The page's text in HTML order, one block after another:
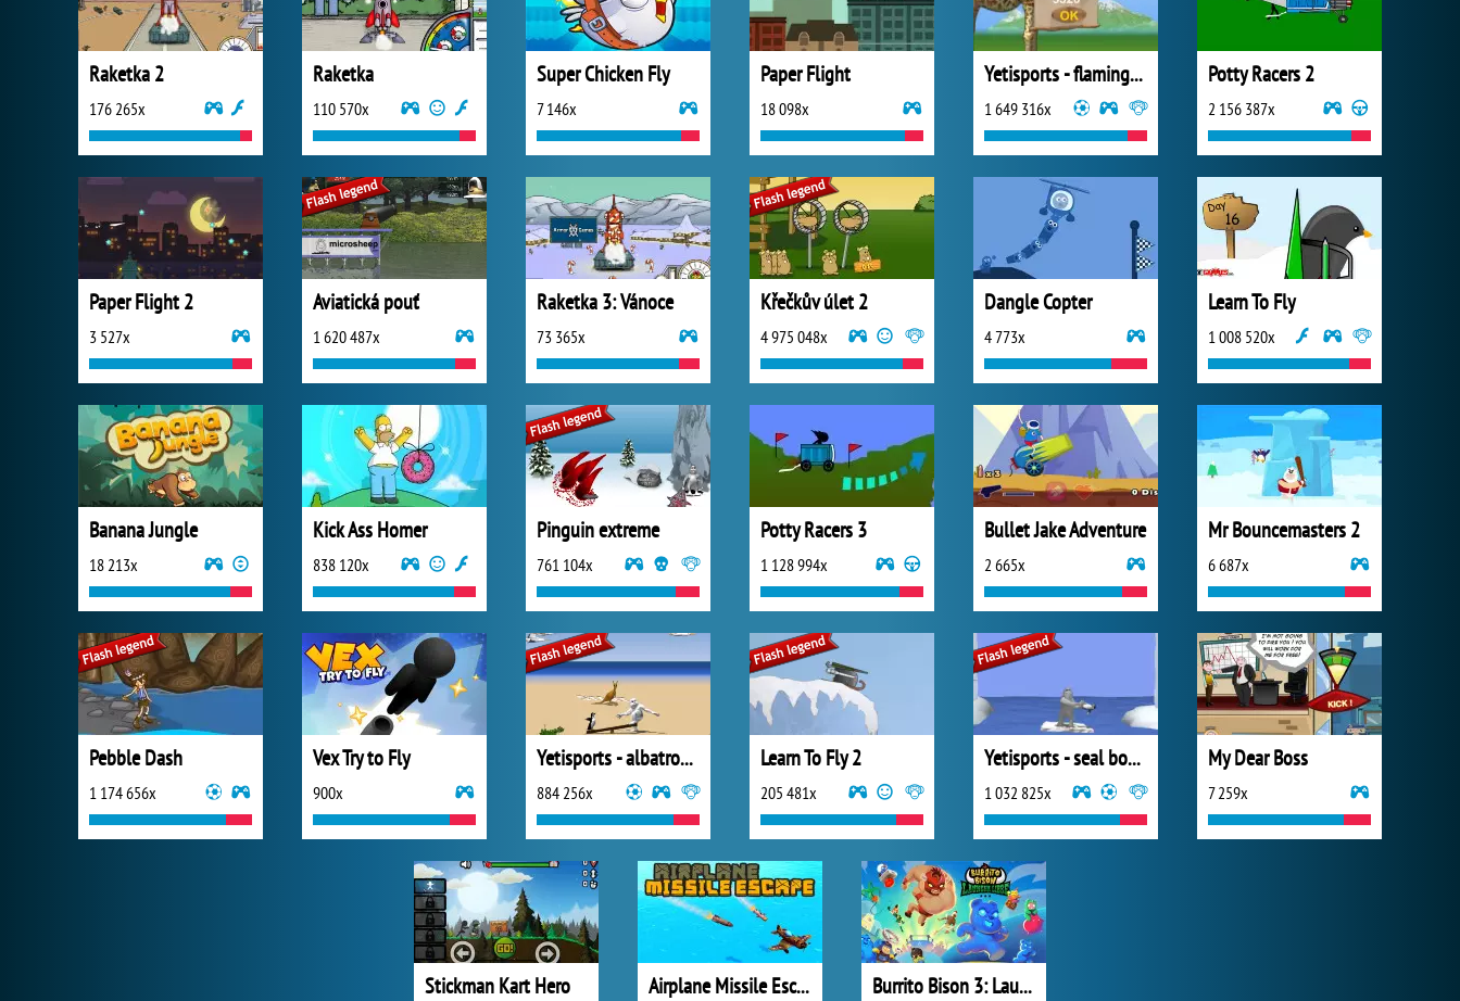
Raketka 2
176 265x
Raketka
110 570x
Super Chicken Fly
7 146x
Paper Flight
18 098x
Yetisports - flamingo drive
1 649 316x
Potty Racers 2
2 156 387x
Paper Flight 2
3 527x
Aviatická pouť
1 620 487x
Raketka 3: Vánoce
73 365x
Křečkův úlet 2
4 975 048x
Dangle Copter
4 773x
Learn To Fly
1 008 520x
Banana Jungle
18 213x
Kick Ass Homer
838 120x
Pinguin extreme
761 104x
Potty Racers 3
1 128 994x
Bullet Jake Adventure
2 665x
Mr Bouncemasters 2
6 687x
Pebble Dash
1 174 656x
Vex Try to Fly
900x
Yetisports - albatros overload
884 256x
Learn To Fly 2
205 481x
Yetisports - seal bounce
1 032 825x
My Dear Boss
7 259x
Stickman Kart Hero Airplane Missile Escape Burrito Bison 3: Launcha Libre